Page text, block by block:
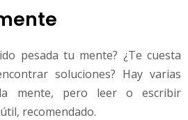
pesada tu mente? ¿Te cuesta
soluciones? Hay varias
mente, pero leer o escribir
recomendado.